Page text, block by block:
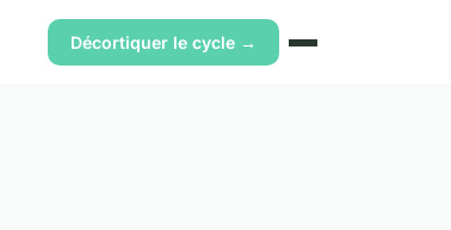
Décortiquer le cycle →